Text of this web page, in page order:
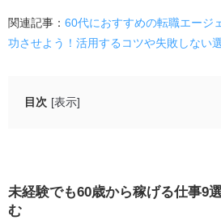
関連記事： 60代におすすめの転職エージ
功させよう！活用するコツや失敗しない
目次 [表示]
ドライバー
未経験でも60歳から稼げる仕事9
む